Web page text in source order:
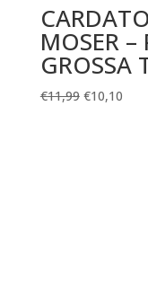
MOSER –
GROSSA
€11,99 €10,10